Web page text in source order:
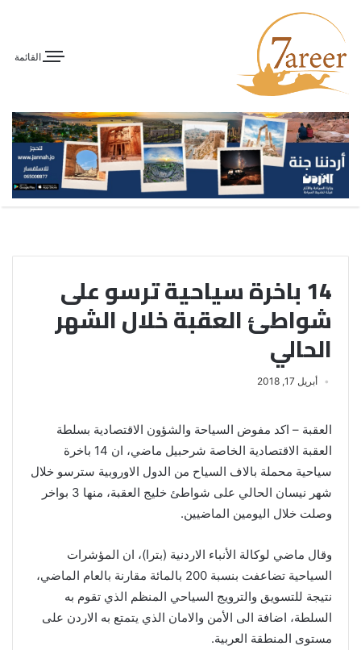
القائمة
14 باخرة سياحية ترسو على
شواطئ العقبة خلال الشهر
الحالي
أبريل 17, 2018
العقبة – اكد مفوض السياحة والشؤون الاقتصادية بسلطة
العقبة الاقتصادية الخاصة شرحبيل ماضي، ان 14 باخرة
سياحية محملة بالاف السياح من الدول الاوروبية سترسو خلال
شهر نيسان الحالي على شواطئ خليج العقبة، منها 3 بواخر
وصلت خلال اليومين الماضيين.
وقال ماضي لوكالة الأنباء الاردنية (بترا)، ان المؤشرات
السياحية تضاعفت بنسبة 200 بالمائة مقارنة بالعام الماضي،
نتيجة للتسويق والترويج السياحي المنظم الذي تقوم به
السلطة، اضافة الى الأمن والامان الذي يتمتع به الاردن على
مستوى المنطقة العربية.